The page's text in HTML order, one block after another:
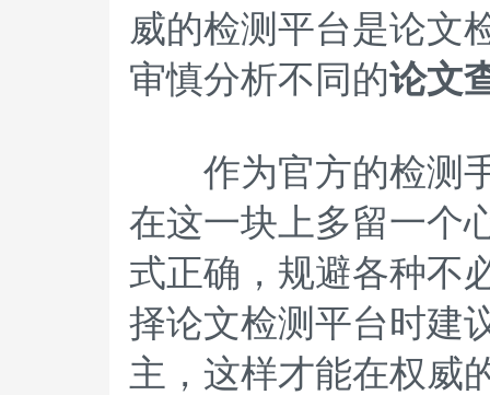
威的检测平台是论文
审慎分析不同的论文
作为官方的检测手
在这一块上多留一个
式正确，规避各种不
择论文检测平台时建
主，这样才能在权威